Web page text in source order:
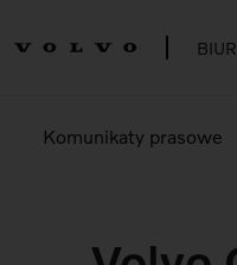
Komunikaty prasowe